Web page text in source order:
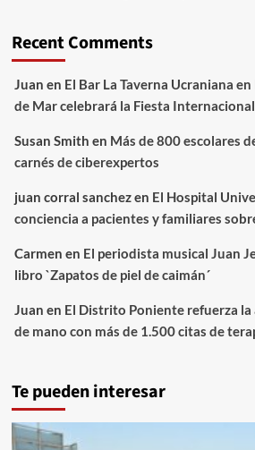
Recent Comments
Juan en El Bar La Taverna Ucraniana
de Mar celebrará la Fiesta
Susan Smith en Más de 800 escolares
carnés de ciberexpertos
juan corral sanchezen El Hospital
conciencia a pacientes y familiares
Carmen en El periodista musical Juan
libro `Zapatos de piel de caimán´
Juan en El Distrito Poniente refuerza
de mano con más de 1.500 citas de
Te pueden interesar